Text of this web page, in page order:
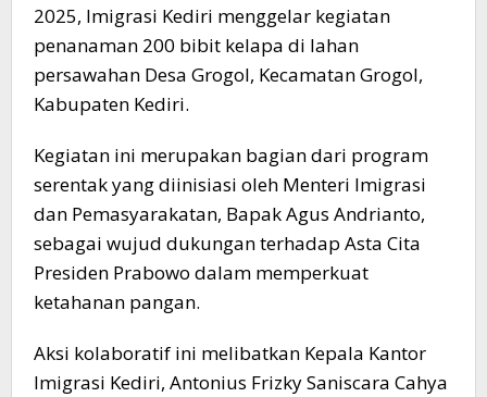
2025, Imigrasi Kediri menggelar kegiatan
penanaman 200 bibit kelapa di lahan
persawahan Desa Grogol, Kecamatan Grogol,
Kabupaten Kediri.​
Kegiatan ini merupakan bagian dari program
serentak yang diinisiasi oleh Menteri Imigrasi
dan Pemasyarakatan, Bapak Agus Andrianto,
sebagai wujud dukungan terhadap Asta Cita
Presiden Prabowo dalam memperkuat
ketahanan pangan.
Aksi kolaboratif ini melibatkan Kepala Kantor
Imigrasi Kediri, Antonius Frizky Saniscara Cahya